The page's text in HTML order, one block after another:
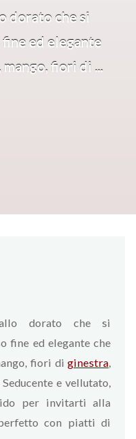
dorato che si
ed elegante
fiori di ...
dorato che si
fine ed elegante che
fiori diginestra,
e vellutato,
per invitarti alla
con piatti di